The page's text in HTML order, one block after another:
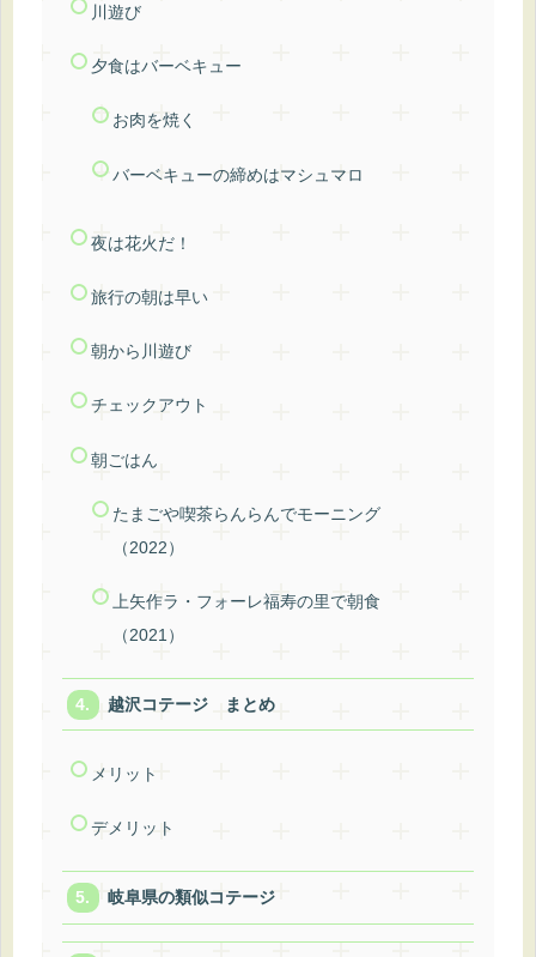
川遊び
夕食はバーベキュー
お肉を焼く
バーベキューの締めはマシュマロ
夜は花火だ！
旅行の朝は早い
朝から川遊び
チェックアウト
朝ごはん
たまごや喫茶らんらんでモーニング
（2022）
上矢作ラ・フォーレ福寿の⾥で朝食
（2021）
越沢コテージ まとめ
メリット
デメリット
岐阜県の類似コテージ